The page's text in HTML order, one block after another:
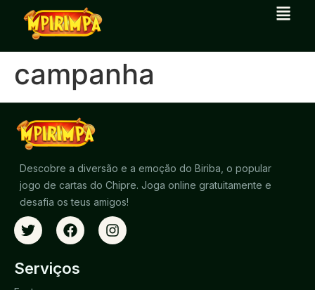
campanha
Descobre a diversão e a emoção do Biriba, o popular
jogo de cartas do Chipre. Joga online gratuitamente e
desafia os teus amigos!
Serviços